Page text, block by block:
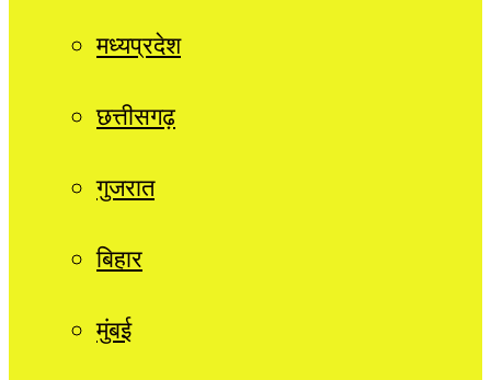
मध्यप्रदेश
छत्तीसगढ़
गुजरात
बिहार
मुंबई